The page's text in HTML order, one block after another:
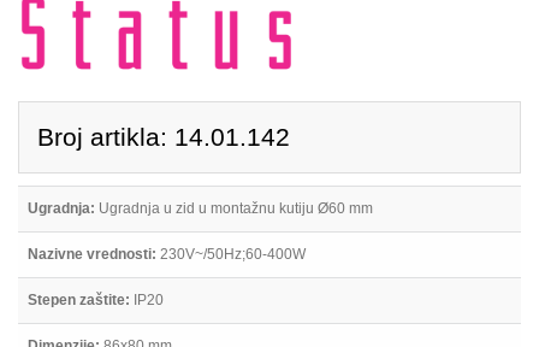
Broj artikla: 14.01.142
Ugradnja: Ugradnja u zid u montažnu kutiju Ø60 mm
Nazivne vrednosti: 230V~/50Hz;60-400W
Stepen zaštite: IP20